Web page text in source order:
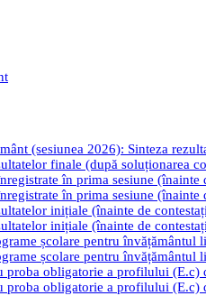
(sesiunea 2026): Sinteza
finale (după soluționarea
în prima sesiune (înainte
în prima sesiune (înainte
inițiale (înainte de
inițiale (înainte de
școlare pentru învățământul
școlare pentru învățământul
proba obligatorie a profilului
proba obligatorie a profilului